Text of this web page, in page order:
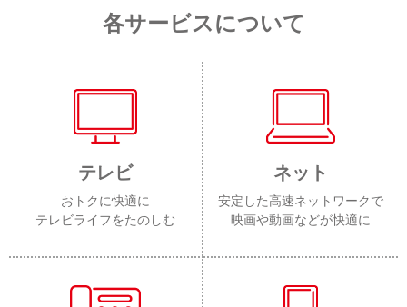
各サービスについて
テレビ
おトクに快適に
テレビライフをたのしむ
ネット
安定した高速ネットワークで
映画や動画などが快適に